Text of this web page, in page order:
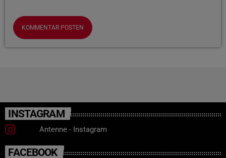
INSTAGRAM
Antenne - Instagram
FACEBOOK